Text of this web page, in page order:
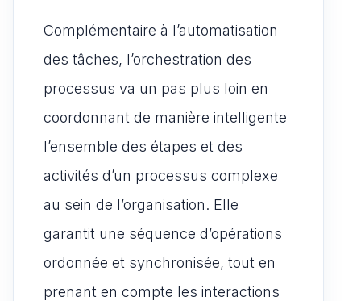
Complémentaire à l’automatisation
des tâches, l’orchestration des
processus va un pas plus loin en
coordonnant de manière intelligente
l’ensemble des étapes et des
activités d’un processus complexe
au sein de l’organisation. Elle
garantit une séquence d’opérations
ordonnée et synchronisée, tout en
prenant en compte les interactions